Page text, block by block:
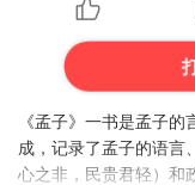
《孟子》一书是孟子
成，记录了孟子的语言
心之非，民贵君轻）